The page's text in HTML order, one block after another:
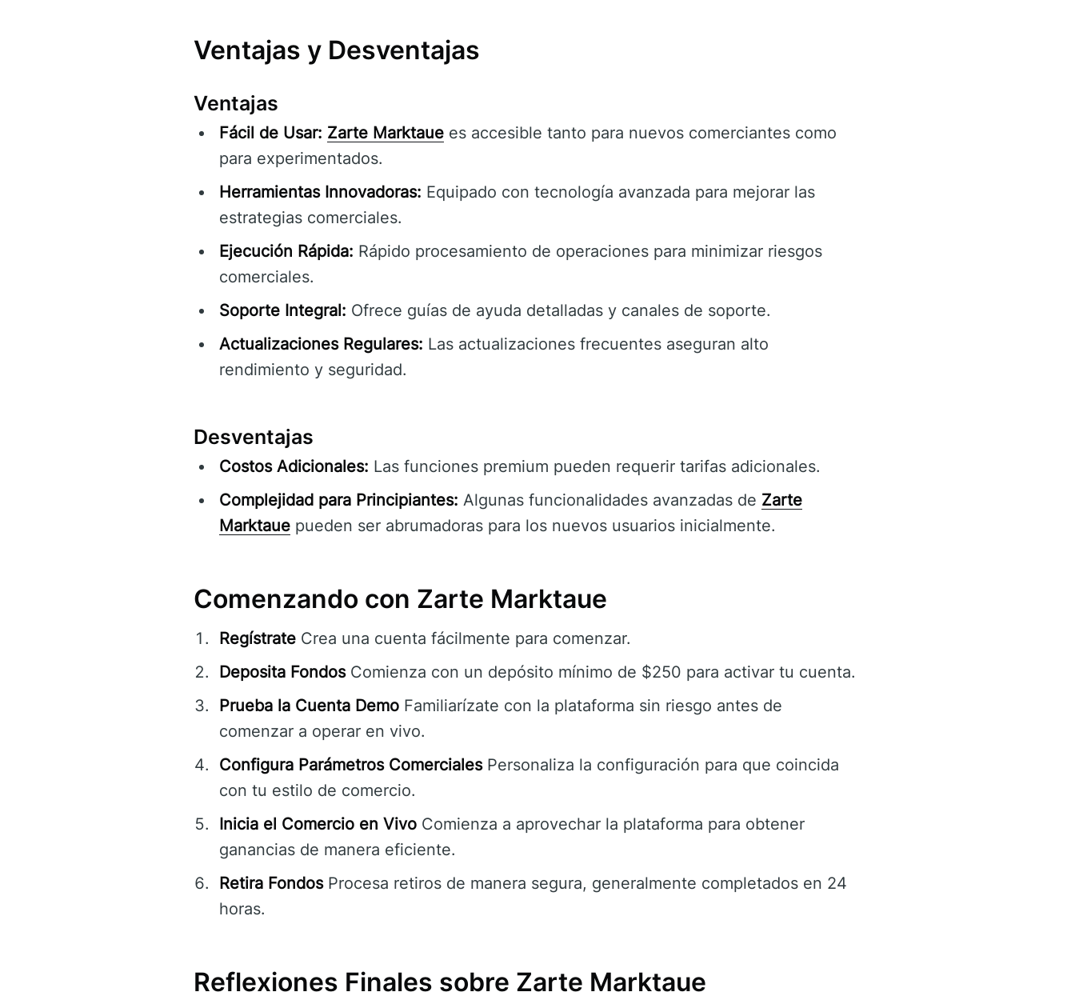
Ventajas y Desventajas
Ventajas
Fácil de Usar: Zarte Marktaue es accesible tanto para nuevos comerciantes como
para experimentados.
Herramientas Innovadoras: Equipado con tecnología avanzada para mejorar las
estrategias comerciales.
Ejecución Rápida: Rápido procesamiento de operaciones para minimizar riesgos
comerciales.
Soporte Integral: Ofrece guías de ayuda detalladas y canales de soporte.
Actualizaciones Regulares: Las actualizaciones frecuentes aseguran alto
rendimiento y seguridad.
Desventajas
Costos Adicionales: Las funciones premium pueden requerir tarifas adicionales.
Complejidad para Principiantes: Algunas funcionalidades avanzadas de Zarte
Marktaue pueden ser abrumadoras para los nuevos usuarios inicialmente.
Comenzando con Zarte Marktaue
Regístrate Crea una cuenta fácilmente para comenzar.
Deposita FondosComienza con un depósito mínimo de $250 para activar tu cuenta.
Prueba la Cuenta Demo Familiarízate con la plataforma sin riesgo antes de
comenzar a operar en vivo.
Configura Parámetros ComercialesPersonaliza la configuración para que coincida
con tu estilo de comercio.
Inicia el Comercio en Vivo Comienza a aprovechar la plataforma para obtener
ganancias de manera eficiente.
Retira FondosProcesa retiros de manera segura, generalmente completados en 24
horas.
Reflexiones Finales sobre Zarte Marktaue